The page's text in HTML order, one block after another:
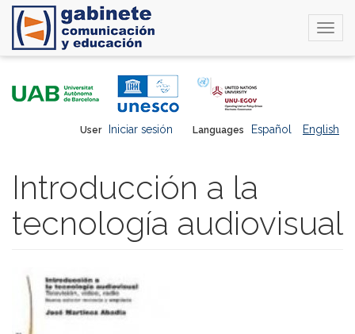
Languages Español English
User Iniciar sesión
Introducción a la
tecnología audiovisual